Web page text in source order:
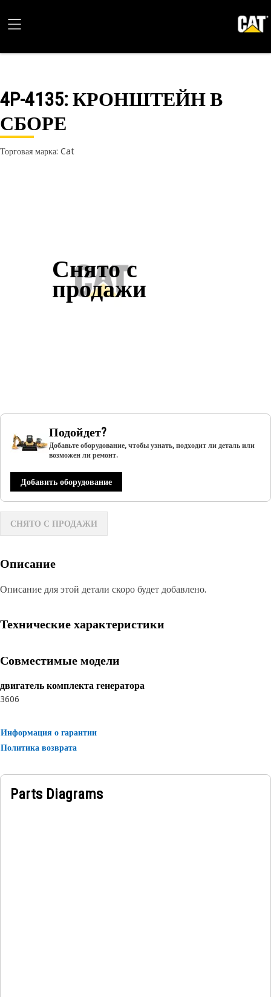
4P-4135: КРОНШТЕЙН В
СБОРЕ
Торговая марка: Cat
Снято с
продажи
Подойдет?
Добавьте оборудование, чтобы узнать, подходит ли деталь или
возможен ли ремонт.
Добавить оборудование
СНЯТО С ПРОДАЖИ
Описание
Описание для этой детали скоро будет добавлено.
Технические характеристики
Совместимые модели
двигатель комплекта генератора
3606
Информация о гарантии
Политика возврата
Parts Diagrams